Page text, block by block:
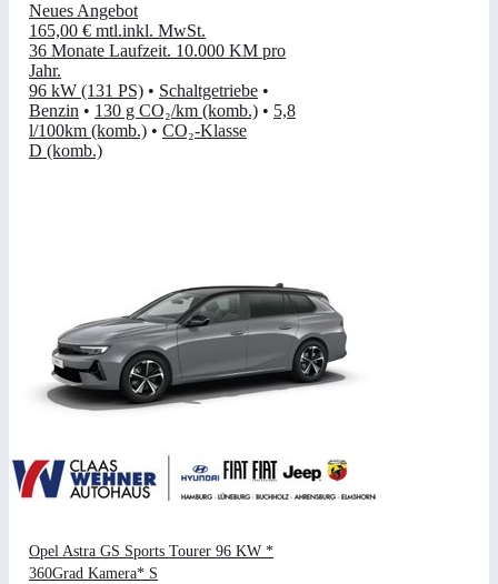
Neues Angebot
165,00 € mtl.inkl. MwSt.
36 Monate Laufzeit. 10.000 KM pro
Jahr.
96 kW (131 PS) • Schaltgetriebe •
Benzin • 130 g CO₂/km (komb.) • 5,8
l/100km (komb.) • CO₂-Klasse
D (komb.)
Opel Astra GS Sports Tourer 96 KW *
360Grad Kamera* S